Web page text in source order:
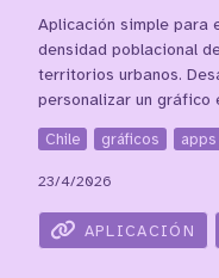
Aplicación simple para
densidad poblacional
territorios urbanos.
personalizar un gráfico
Chile gráficos apps
23/4/2026
APLICACIÓN